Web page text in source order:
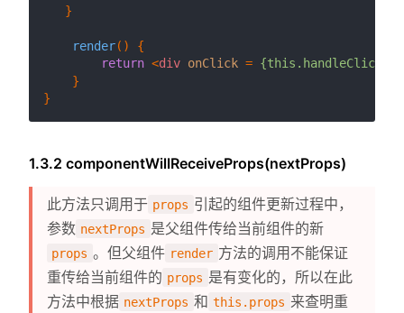
   }
render( ) {
return <div onClick = {this.handleClick}
    }
1.3.2 componentWillReceiveProps(nextProps)
此方法只调用于 props 引起的组件更新过程中，
参数 nextProps 是父组件传给当前组件的新
props 。但父组件 render 方法的调用不能保证
重传给当前组件的 props 是有变化的，所以在此
方法中根据 nextProps 和 this.props 来查明重